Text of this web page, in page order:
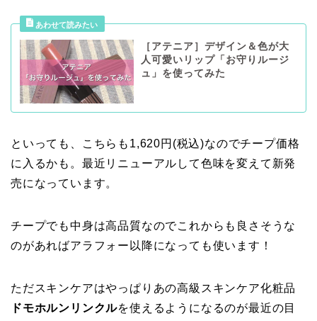
［アテニア］デザイン＆色が大
人可愛いリップ「お守りルージ
ュ」を使ってみた
といっても、こちらも1,620円(税込)なのでチープ価格
に入るかも。最近リニューアルして色味を変えて新発
売になっています。
チープでも中身は高品質なのでこれからも良さそうな
のがあればアラフォー以降になっても使います！
ただスキンケアはやっぱりあの高級スキンケア化粧品
ドモホルンリンクルを使えるようになるのが最近の目